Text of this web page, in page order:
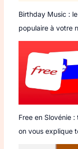
Birthday Music :
populaire à votre
Free en Slovénie
on vous explique